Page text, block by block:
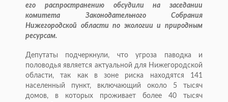
его распространению обсудили на заседании
комитета Законодательного Собрания
Нижегородской области по экологии и природным
ресурсам.
Депутаты подчеркнули, что угроза паводка и
половодья является актуальной для Нижегородской
области, так как в зоне риска находятся 141
населенный пункт, включающий около 5 тысяч
домов, в которых проживает более 40 тысяч